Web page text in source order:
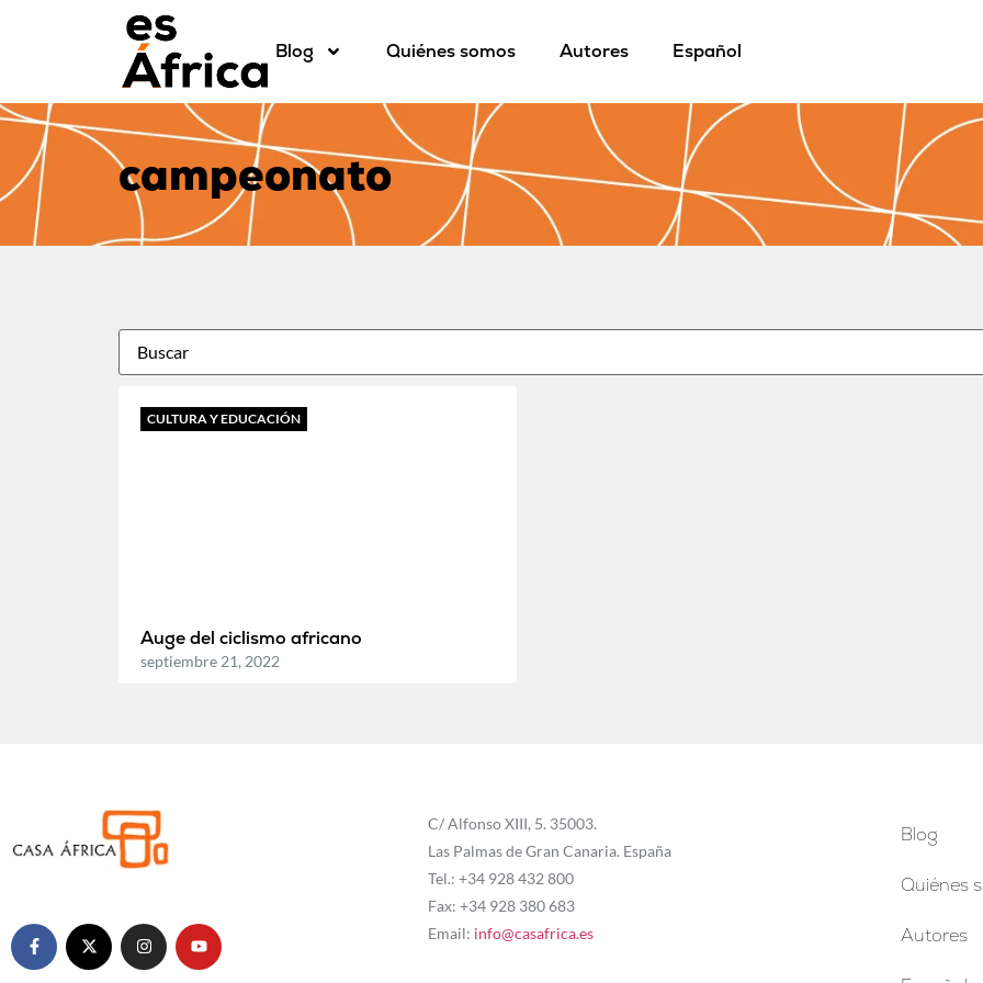
Blog Quiénes somos Autores Español
campeonato
CULTURA Y EDUCACIÓN
Auge del ciclismo africano
septiembre 21, 2022
C/ Alfonso XIII, 5. 35003.
Las Palmas de Gran Canaria. España
Tel.: +34 928 432 800
Fax: +34 928 380 683
Email: info@casafrica.es
Blog
Quiénes
Autores